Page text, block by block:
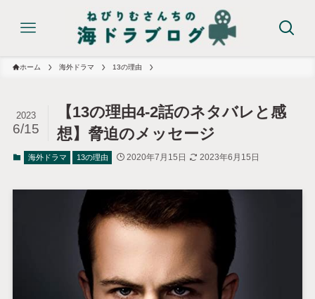
ホーム 海外ドラマ 13の理由
【13の理由4-2話のネタバレと感
想】脅迫のメッセージ
2023
6/15
海外ドラマ 13の理由 2020年7月15日 2023年6月15日